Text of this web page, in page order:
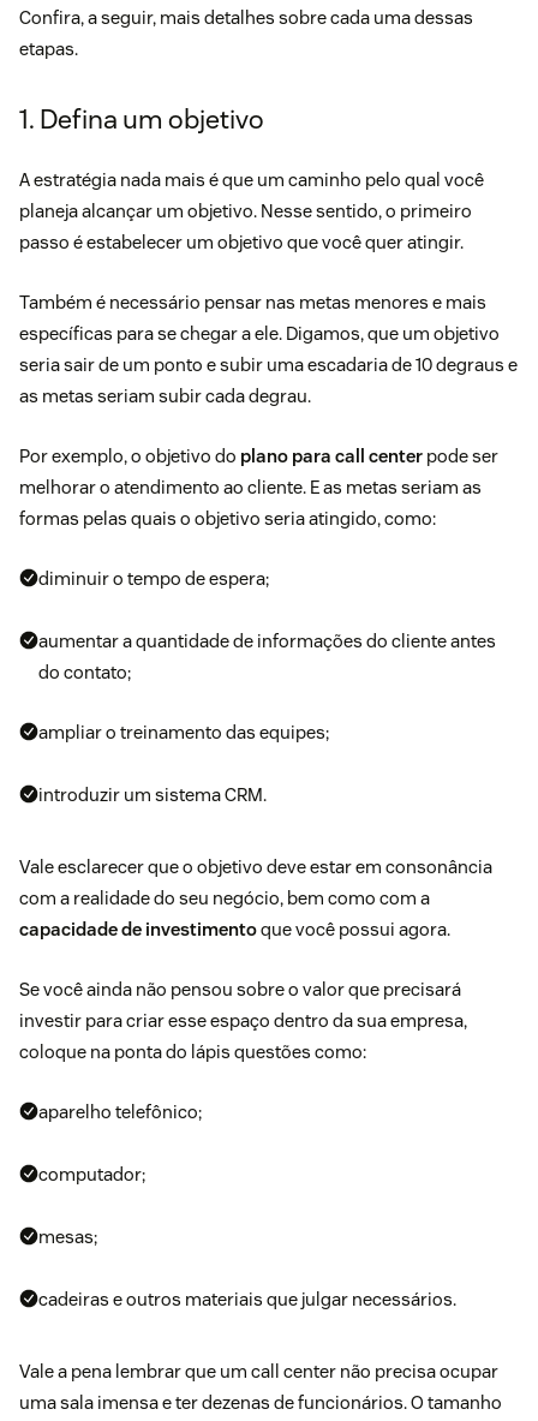
Confira, a seguir, mais detalhes sobre cada uma dessas
etapas.
1. Defina um objetivo
A estratégia nada mais é que um caminho pelo qual você
planeja alcançar um objetivo. Nesse sentido, o primeiro
passo éestabelecer um objetivo que você quer atingir.
Também é necessário pensar nas metas menores e mais
específicas para se chegar a ele. Digamos, que um objetivo
seria sair de um ponto e subir uma escadaria de 10 degraus e
as metas seriam subir cada degrau.
Por exemplo, o objetivo do plano para call center pode ser
melhorar o atendimento ao cliente. E as metas seriam as
formas pelas quais o objetivo seria atingido, como:
diminuir o tempo de espera;
aumentar a quantidade de informações do cliente antes
do contato;
ampliar o treinamento das equipes;
introduzir um sistema CRM.
Vale esclarecer que o objetivo deve estar em consonância
com a realidade do seu negócio, bem como com a
capacidade de investimentoque você possui agora.
Se você ainda não pensou sobre o valor que precisará
investir para criar esse espaço dentro da sua empresa,
coloque na ponta do lápis questões como:
aparelho telefônico;
computador;
mesas;
cadeiras e outros materiais que julgar necessários.
Vale a pena lembrar que um call center não precisa ocupar
uma sala imensa e ter dezenas de funcionários. O tamanho